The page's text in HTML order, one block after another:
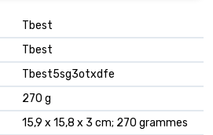
‎Tbest
‎Tbest
‎Tbest5sg3otxdfe
‎270 g
‎15,9 x 15,8 x 3 cm; 270 grammes